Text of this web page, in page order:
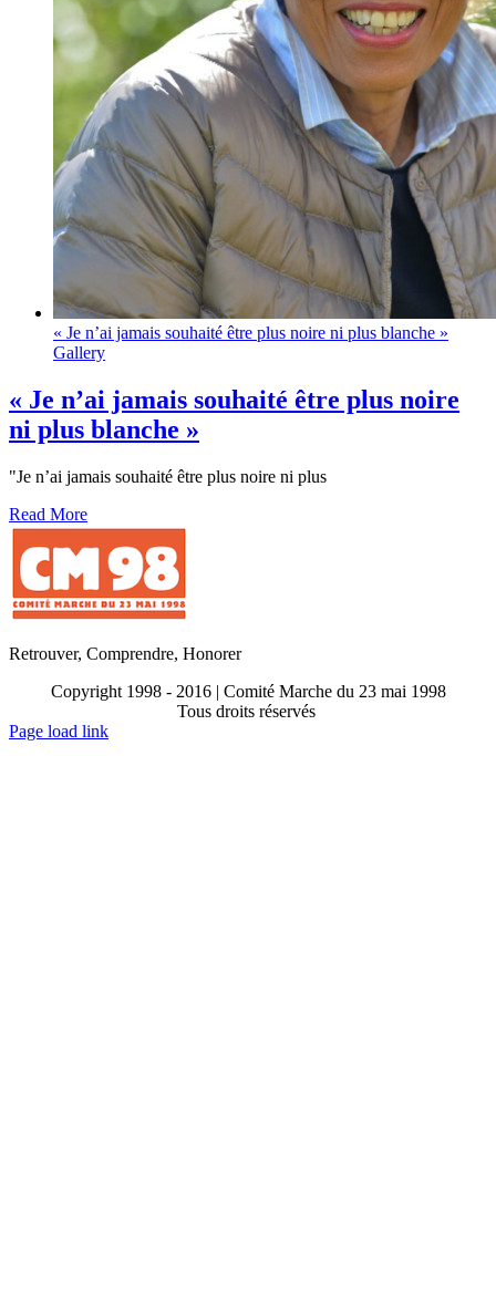
« Je n’ai jamais souhaité être plus noire ni plus blanche »
Gallery
« Je n’ai jamais souhaité être plus noire
ni plus blanche »
"Je n’ai jamais souhaité être plus noire ni plus
Read More
Retrouver, Comprendre, Honorer
Copyright 1998 - 2016 | Comité Marche du 23 mai 1998
Tous droits réservés
Toggle
Page load link